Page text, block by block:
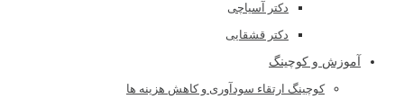
دکتر آسیاچی
دکتر قشقایی
آموزش و کوچینگ
کوچینگ ارتقاء سودآوری و کاهش هزینه ها